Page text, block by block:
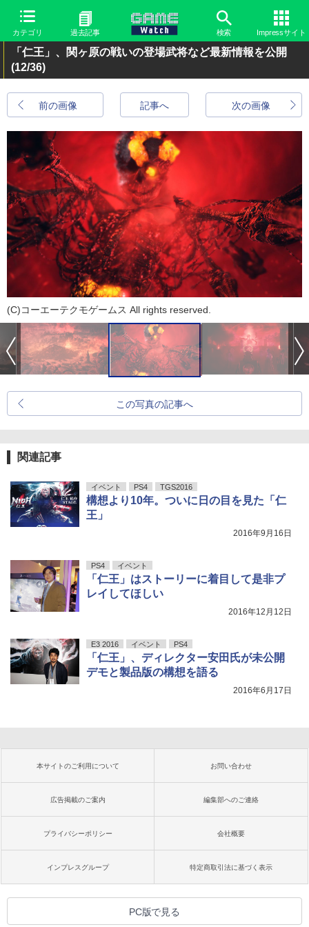
カテゴリ 過去記事 検索 Impressサイト
「仁王」、関ヶ原の戦いの登場武将など最新情報を公開
(12/36)
前の画像 次の画像
記事へ
(C)コーエーテクモゲームス All rights reserved.
この写真の記事へ
関連記事
イベント PS4 TGS2016
構想より10年。ついに日の目を見た「仁
王」
2016年9月16日
PS4 イベント
「仁王」はストーリーに着目して是非プ
レイしてほしい
2016年12月12日
E3 2016 イベント PS4
「仁王」、ディレクター安田氏が未公開
デモと製品版の構想を語る
2016年6月17日
本サイトのご利用について お問い合わせ
広告掲載のご案内 編集部へのご連絡
プライバシーポリシー 会社概要
インプレスグループ 特定商取引法に基づく表示
PC版で見る